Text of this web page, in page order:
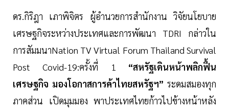
ดร.กิริฎา เภาพิจิตร ผู้อำนวยการสำนักงาน วิจัยนโยบาย
เศรษฐกิจระหว่างประเทศและการพัฒนา TDRI กล่าวใน
การสัมมนาNation TV Virtual Forum Thailand Survival
Post Covid-19:ครั้งที่ 1 “สหรัฐเดินหน้าพลิกฟื้น
เศรษฐกิจ มองโอกาสการค้าไทยสหรัฐฯ” ระดมสมองทุก
ภาคส่วน เปิดมุมมอง พาประเทศไทยก้าวไปข้างหน้าหลัง